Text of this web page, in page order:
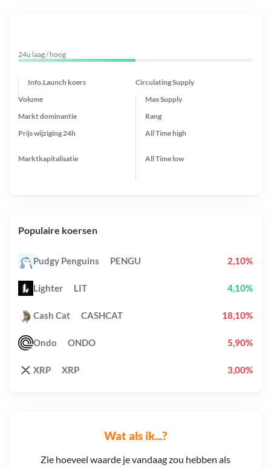
Wat als ik...?
Zie hoeveel waarde je vandaag zou hebben als
24u laag / hoog
Info.Launch koers Circulating Supply
Prijs wijziging 24h
Max Supply
Markt dominantie
Marktkapitalisatie
Volume
Rang
All Timehigh
All Time low
Populaire koersen
Pudgy Penguins PENGU 2,10%
Lighter LIT 4,10%
Cash Cat CASHCAT 18,10%
Ondo ONDO 5,90%
XRP XRP 3,00%